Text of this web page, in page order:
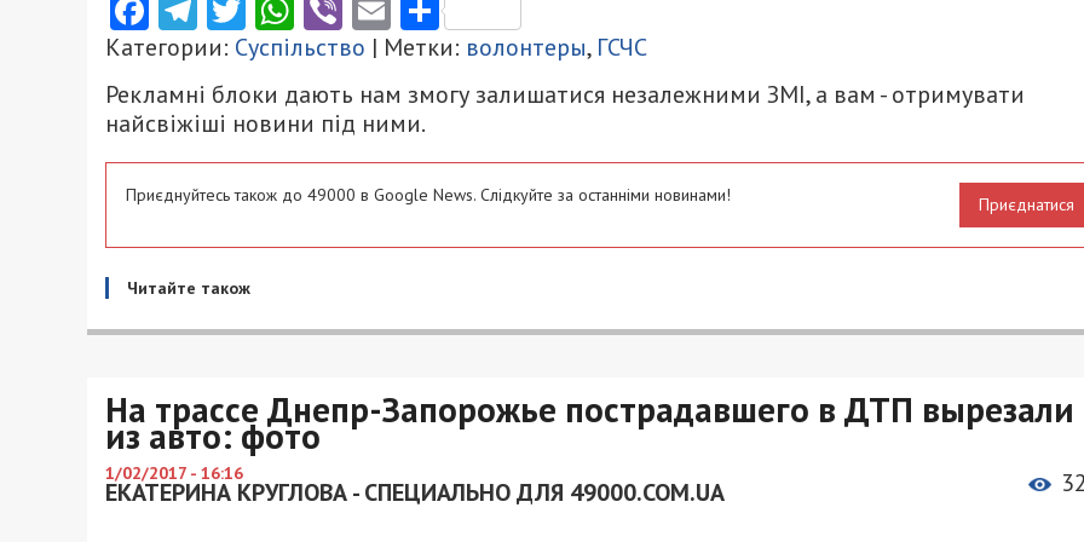
Facebook
Telegram
TwitterWhatsApp
ViberEmailПоділитися
Категории: Суспільство | Метки: волонтеры, ГСЧС
Рекламні блоки дають нам змогу залишатися незалежними ЗМІ, а вам - отримувати
найсвіжіші новини під ними.
Приєднуйтесь також до 49000 в Google News. Слідкуйте за останніми новинами! Приєднатися
Читайте також
На трассе Днепр-Запорожье пострадавшего в ДТП вырезали
из авто: фото
1/02/2017 - 16:16
ЕКАТЕРИНА КРУГЛОВА - СПЕЦИАЛЬНО ДЛЯ 49000.COM.UA